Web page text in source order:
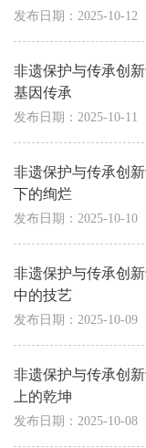
发布日期：2025-10-12
非遗保护与传承创
基因传承
发布日期：2025-10-11
非遗保护与传承创
下的绚烂
发布日期：2025-10-10
非遗保护与传承创
中的技艺
发布日期：2025-10-09
非遗保护与传承创
上的乾坤
发布日期：2025-10-08